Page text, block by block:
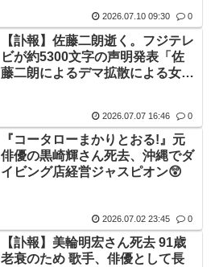
2026.07.10 09:30 0
【訃報】佐藤二朗逝く。フジテレ
ビが約5300文字の声明発表「佐
藤二朗によるデマ拡散による女優
2026.07.07 16:46 0
『コータローまかりとおる!』元
俳優の黒崎輝さん死去、沖縄でダ
イビング店経営ジャスピオン😲
2026.07.02 23:45 0
【訃報】美輪明宏さん死去 91歳
老衰のため 歌手、俳優として長